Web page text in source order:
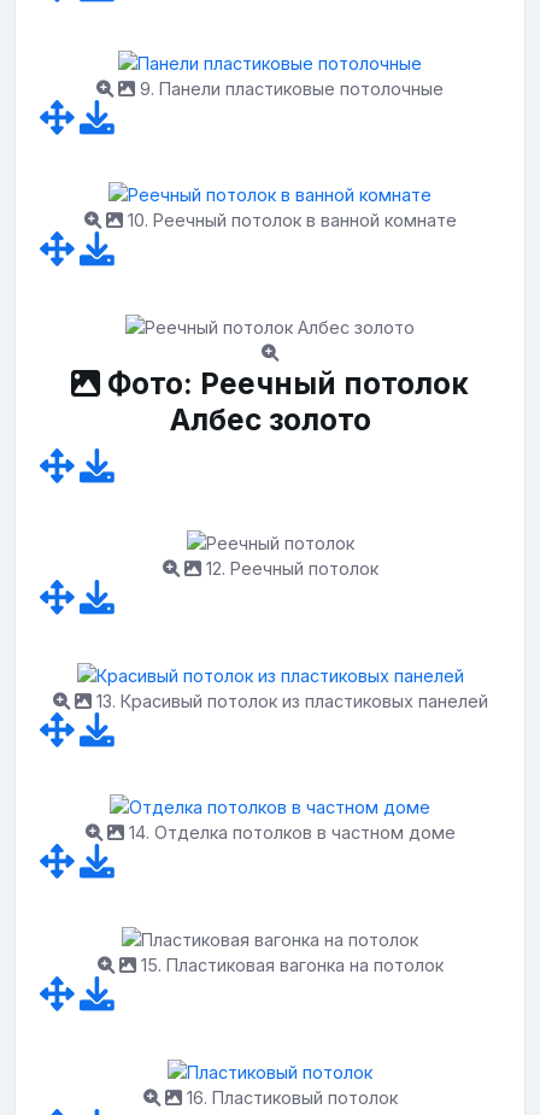
9. Панели пластиковые потолочные
10. Реечный потолок в ванной комнате
Фото: Реечный потолок
Албес золото
12. Реечный потолок
13. Красивый потолок из пластиковых панелей
14. Отделка потолков в частном доме
15. Пластиковая вагонка на потолок
16. Пластиковый потолок